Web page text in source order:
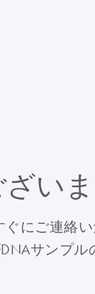
い
にご連絡い
サンプ